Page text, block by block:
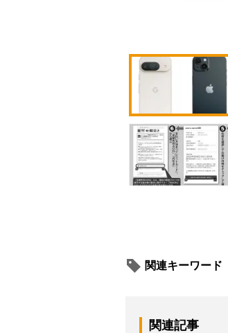
関連キーワード
関連記事